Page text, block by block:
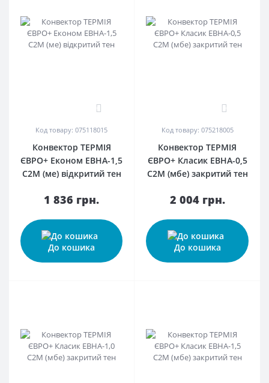
Код товару: 075118015
Конвектор ТЕРМІЯ
ЄВРО+ Економ ЕВНА-1,5
С2М (ме) відкритий тен
1 836 грн.
До кошика
Код товару: 075218005
Конвектор ТЕРМІЯ
ЄВРО+ Класик ЕВНА-0,5
С2М (мбе) закритий тен
2 004 грн.
До кошика